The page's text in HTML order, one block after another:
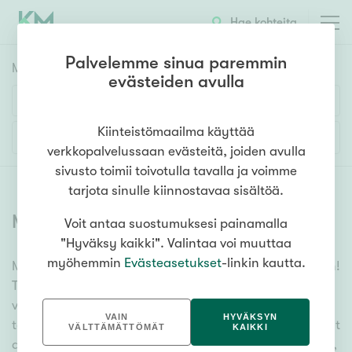
Hae kohteita
Myyntikohteet
1h 2h 3h 4h 5h+
Asuntotyyppi
Kerros-/luhtitalo
Rivitalo/paritalo
Omakoti-/erillistalo
Maa- tai metsätila
Lisää hakuehtoja
Myytävät asunnot (6355)
Meiltä löydät myytävät asunnot, oli tarpeesi mikä vain!
Tuhansien kohteiden ja satojen kiinteistönvälittäjien
verkostomme auttaa sinua kenties elämäsi
tärkeimmässä päätöksessä. Katso alta kaikki myytävät
asunnot. Hyödynnä myös kätevää hakutyökaluamme,
Palvelemme sinua paremmin
evästeiden avulla
Kiinteistömaailma käyttää
verkkopalvelussaan evästeitä, joiden avulla
sivusto toimii toivotulla tavalla ja voimme
tarjota sinulle kiinnostavaa sisältöä.
Voit antaa suostumuksesi painamalla
"Hyväksy kaikki". Valintaa voi muuttaa
myöhemmin Evästeasetukset-linkin kautta.
VAIN
VÄLTTÄMÄTTÖMÄT
HYVÄKSYN
KAIKKI